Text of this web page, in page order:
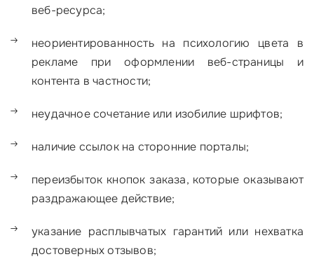
веб-ресурса;
неориентированность на психологию цвета в
рекламе при оформлении веб-страницы и
контента в частности;
неудачное сочетание или изобилие шрифтов;
наличие ссылок на сторонние порталы;
переизбыток кнопок заказа, которые оказывают
раздражающее действие;
указание расплывчатых гарантий или нехватка
достоверных отзывов;